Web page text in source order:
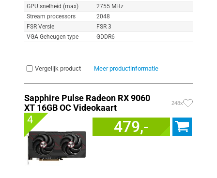
GPU snelheid (max)
2755 MHz
Stream processors
2048
FSR Versie
FSR 3
VGA Geheugen type
GDDR6
Vergelijk product Meer productinformatie
Sapphire Pulse Radeon RX 9060
XT 16GB OC Videokaart
248x
4 479,-